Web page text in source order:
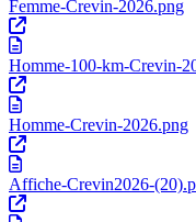
Femme-Crevin-2026.png
Homme-100-km-Crevin-
Homme-Crevin-2026.png
Affiche-Crevin2026-